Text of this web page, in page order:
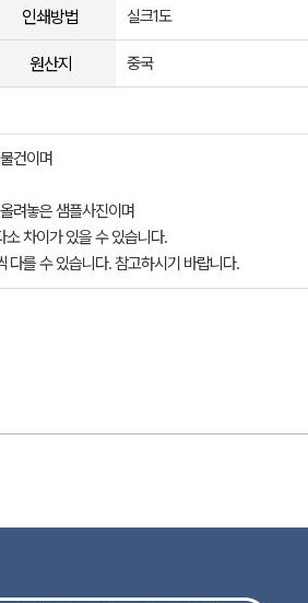
인쇄방법 실크1도
원산지 중국
건이며
려놓은 샘플사진이며
차이가 있을 수 있습니다.
다를 수 있습니다. 참고하시기 바랍니다.